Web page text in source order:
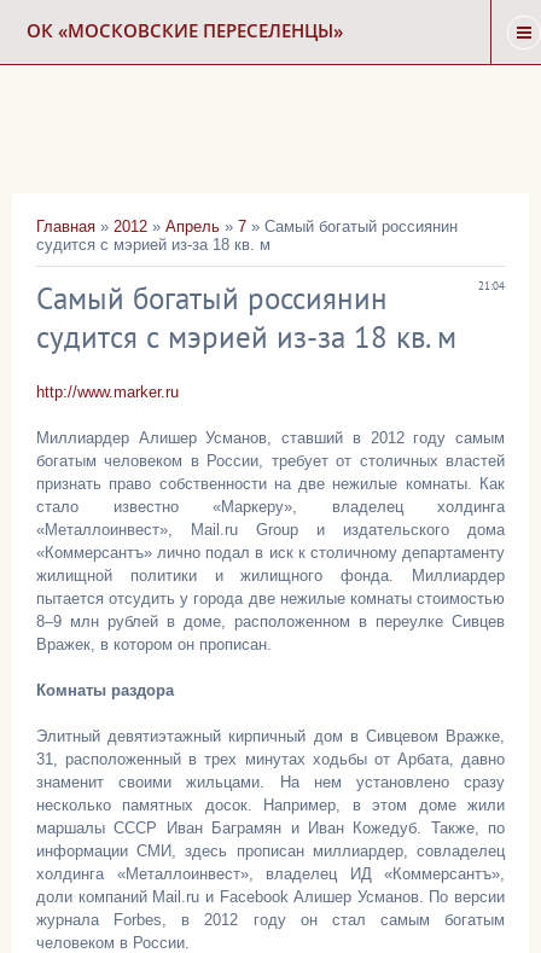
ОК «МОСКОВСКИЕ ПЕРЕСЕЛЕНЦЫ»
КАРТА СНОСА
ФОРУМ
Главная » 2012 » Апрель » 7 » Самый богатый россиянин
судится с мэрией из-за 18 кв. м
21:04
Самый богатый россиянин
судится с мэрией из-за 18 кв. м
http://www.marker.ru
Миллиардер Алишер Усманов, ставший в 2012 году самым
богатым человеком в России, требует от столичных властей
признать право собственности на две нежилые комнаты. Как
стало известно «Маркеру», владелец холдинга
«Металлоинвест», Mail.ru Group и издательского дома
«Коммерсантъ» лично подал в иск к столичному департаменту
жилищной политики и жилищного фонда. Миллиардер
пытается отсудить у города две нежилые комнаты стоимостью
8–9 млн рублей в доме, расположенном в переулке Сивцев
Вражек, в котором он прописан.
Комнаты раздора
Элитный девятиэтажный кирпичный дом в Сивцевом Вражке,
31, расположенный в трех минутах ходьбы от Арбата, давно
знаменит своими жильцами. На нем установлено сразу
несколько памятных досок. Например, в этом доме жили
маршалы СССР Иван Баграмян и Иван Кожедуб. Также, по
информации СМИ, здесь прописан миллиардер, совладелец
холдинга «Металлоинвест», владелец ИД «Коммерсантъ»,
доли компаний Mail.ru и Facebook Алишер Усманов. По версии
журнала Forbes, в 2012 году он стал самым богатым
человеком в России.